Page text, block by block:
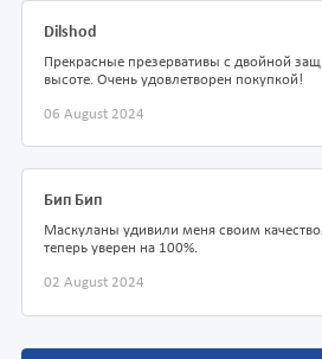
Dilshod
Прекрасные презервативы с двойной
высоте. Очень удовлетворен покупкой!
06 August 2024
Бип Бип
Маскуланы удивили меня своим
теперь уверен на 100%.
02 August 2024